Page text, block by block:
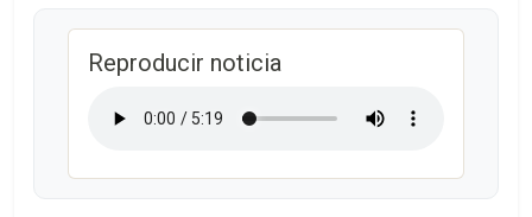
Reproducir noticia